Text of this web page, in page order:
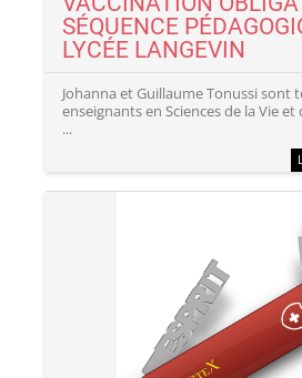
SÉQUENCE
LYCÉE LANGEVIN
Johanna et Guillaume Tonussi sont
enseignants en Sciences de la Vie et
...